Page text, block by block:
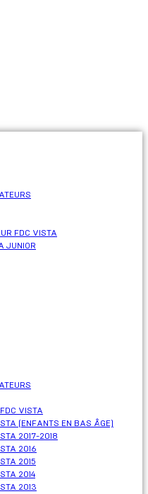
FDC VISTA
JUNIOR
VISTA
(ENFANTS EN BAS ÂGE)
2017-2018
2016
2015
2014
2013